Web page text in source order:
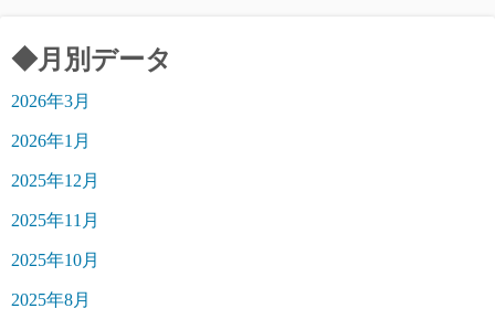
◆月別データ
2026年3月
2026年1月
2025年12月
2025年11月
2025年10月
2025年8月